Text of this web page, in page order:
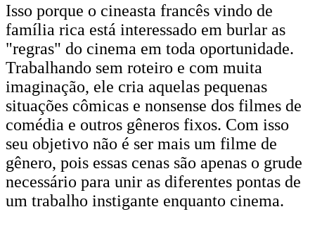
Isso porque o cineasta francês vindo de
família rica está interessado em burlar as
"regras" do cinema em toda oportunidade.
Trabalhando sem roteiro e com muita
imaginação, ele cria aquelas pequenas
situações cômicas e nonsense dos filmes de
comédia e outros gêneros fixos. Com isso
seu objetivo não é ser mais um filme de
gênero, pois essas cenas são apenas o grude
necessário para unir as diferentes pontas de
um trabalho instigante enquanto cinema.